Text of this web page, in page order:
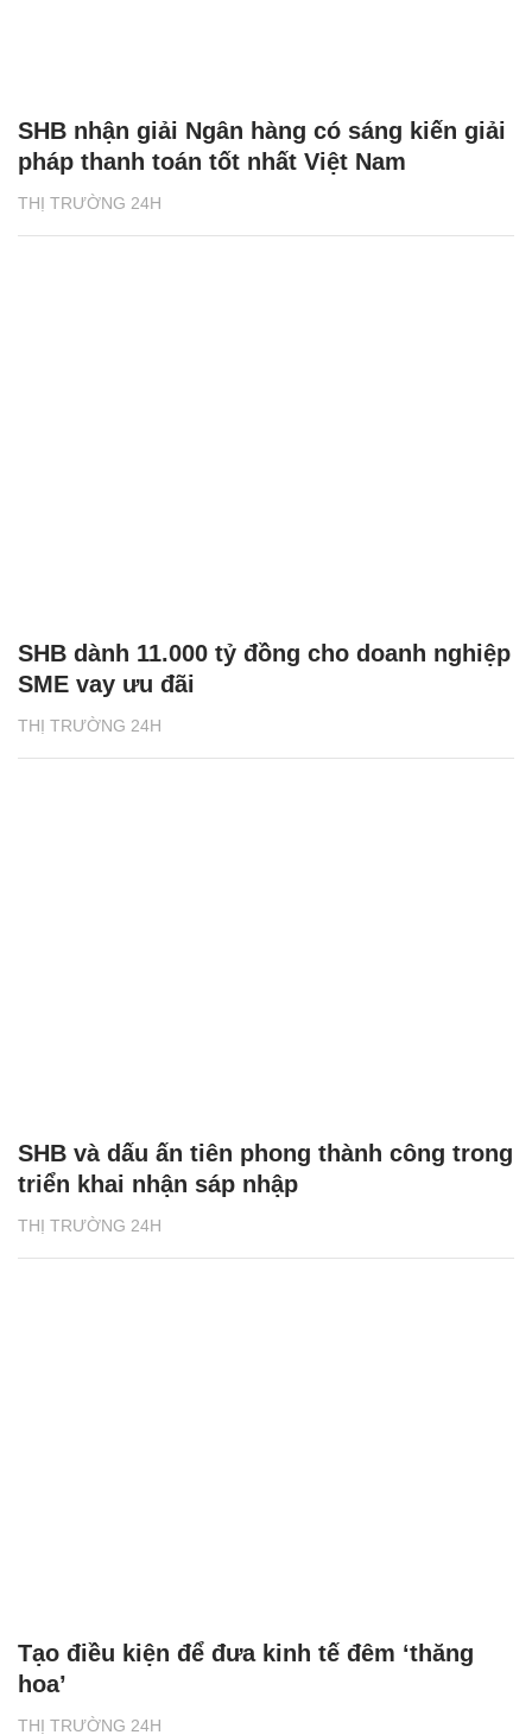
THỊ TRƯỜNG 24H
SHB nhận giải Ngân hàng có sáng kiến giải
pháp thanh toán tốt nhất Việt Nam
THỊ TRƯỜNG 24H
SHB dành 11.000 tỷ đồng cho doanh nghiệp
SME vay ưu đãi
THỊ TRƯỜNG 24H
SHB và dấu ấn tiên phong thành công trong
triển khai nhận sáp nhập
THỊ TRƯỜNG 24H
Tạo điều kiện để đưa kinh tế đêm ‘thăng
hoa’